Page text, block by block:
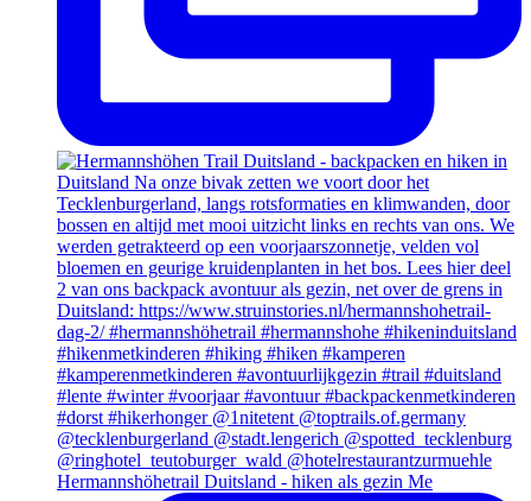
Hermannshöhetrail Duitsland - hiken als gezin Me